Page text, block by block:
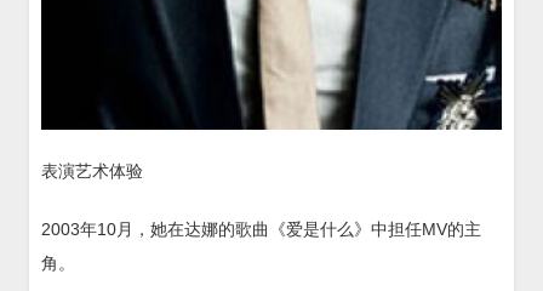
表演艺术体验
2003年10月，她在达娜的歌曲《爱是什么》中担任MV的主
角。